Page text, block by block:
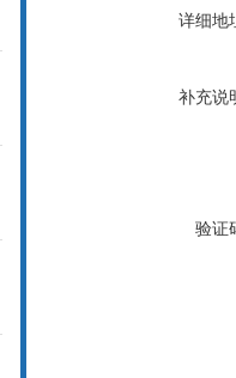
详细地
补充说
验证